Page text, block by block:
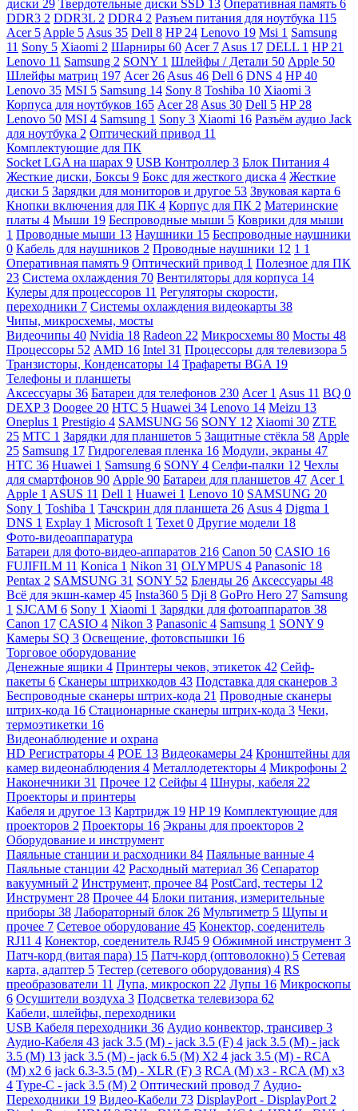
диски 29 Твердотельные диски SSD 13 Оперативная память 6
DDR3 2 DDR3L 2 DDR4 2 Разъем питания для ноутбука 115
Acer 5 Apple 5 Asus 35 Dell 8 HP 24 Lenovo 19 Msi 1 Samsung
11 Sony 5 Xiaomi 2 Шарниры 60 Acer 7 Asus 17 DELL 1 HP 21
Lenovo 11 Samsung 2 SONY 1 Шлейфы / Детали 50 Apple 50
Шлейфы матриц 197 Acer 26 Asus 46 Dell 6 DNS 4 HP40
Lenovo 35 MSI 5 Samsung 14 Sony 8 Toshiba 10 Xiaomi 3
Корпуса для ноутбуков 165 Acer 28 Asus 30 Dell 5 HP 28
Lenovo 50 MSI 4 Samsung 1 Sony 3 Xiaomi 16 Разъём аудио Jack
для ноутбука 2 Оптический привод 11
Комплектующие для ПК
Socket LGA на шарах 9 USB Контроллер 3 Блок Питания 4
Жесткие диски, Боксы 9 Бокс для жесткого диска 4 Жесткие
диски 5 Зарядки для мониторов и другое 53 Звуковая карта 6
Кнопки включения для ПК 4 Корпус для ПК 2 Материнские
платы 4 Мыши 19 Беспроводные мыши 5 Коврики для мыши
1 Проводные мыши 13 Наушники 15 Беспроводные наушники
0 Кабель для наушников 2 Проводные наушники 12 1 1
Оперативная память 9 Оптический привод 1 Полезное для ПК
23 Система охлаждения 70 Вентиляторы для корпуса 14
Кулеры для процессоров 11 Регуляторы скорости,
переходники 7 Системы охлаждения видеокарты 38
Чипы, микросхемы, мосты
Видеочипы 40 Nvidia 18 Radeon 22 Микросхемы 80 Мосты 48
Процессоры 52 AMD 16 Intel 31 Процессоры для телевизора 5
Транзисторы, Конденсаторы 14 Трафареты BGA 19
Телефоны и планшеты
Аксессуары 36 Батареи для телефонов 230 Acer 1 Asus 11 BQ 0
DEXP3 Doogee 20 HTC 5 Huawei 34 Lenovo 14 Meizu 13
Oneplus 1 Prestigio 4 SAMSUNG 56 SONY 12 Xiaomi 30 ZTE
25 МТС 1 Зарядки для планшетов 5 Защитные стёкла 58 Apple
25 Samsung 17 Гидрогелевая пленка 16 Модули, экраны 47
HTC 36 Huawei 1 Samsung 6 SONY 4 Селфи-палки 12 Чехлы
для смартфонов 90 Apple 90 Батареи для планшетов 47 Acer 1
Apple 1 ASUS 11 Dell 1 Huawei 1 Lenovo 10 SAMSUNG 20
Sony 1 Toshiba 1 Тачскрин для планшета 26 Asus 4 Digma 1
DNS 1 Explay 1 Microsoft 1 Texet 0 Другие модели 18
Фото-видеоаппаратура
Батареи для фото-видео-аппаратов 216 Canon 50 CASIO 16
FUJIFILM 11 Konica 1 Nikon 31 OLYMPUS 4 Panasonic 18
Pentax 2 SAMSUNG 31 SONY 52 Бленды 26 Аксессуары 48
Всё для экшн-камер 45 Insta360 5 Dji 8 GoPro Hero 27 Samsung
1 SJCAM 6 Sony 1 Xiaomi 1 Зарядки для фотоаппаратов 38
Canon 17 CASIO 4 Nikon 3 Panasonic 4 Samsung 1 SONY 9
Камеры SQ 3 Освещение, фотовспышки 16
Торговое оборудование
Денежные ящики 4 Принтеры чеков, этикеток 42 Сейф-
пакеты 6 Сканеры штрихкодов 43 Подставка для сканеров 3
Беспроводные сканеры штрих-кода 21 Проводные сканеры
штрих-кода 16 Стационарные сканеры штрих-кода 3 Чеки,
термоэтикетки 16
Видеонаблюдение и охрана
HD Регистраторы 4 POE 13 Видеокамеры 24 Кронштейны для
камер видеонаблюдения 4 Металлодетекторы 4 Микрофоны 2
Наконечники 31 Прочее 12 Сейфы 4 Шнуры, кабеля 22
Проекторы и принтеры
Кабеля и другое 13 Картридж 19 HP 19 Комплектующие для
проекторов 2 Проекторы 16 Экраны для проекторов 2
Оборудование и инструмент
Паяльные станции и расходники 84 Паяльные ванные 4
Паяльные станции 42 Расходный материал 36 Сепаратор
вакуумный 2 Инструмент, прочее 84 PostCard, тестеры 12
Инструмент 28 Прочее 44 Блоки питания, измерительные
приборы 38 Лабораторный блок 26 Мультиметр 5 Щупы и
прочее 7 Сетевое оборудование 45 Конектор, соеденитель
RJ11 4 Конектор, соеденитель RJ45 9 Обжимной инструмент 3
Патч-корд (витая пара) 15 Патч-корд (оптоволокно) 5 Сетевая
карта, адаптер 5 Тестер (сетевого оборудования) 4 RS
преобразователи 11 Лупа, микроскоп 22 Лупы 16 Микроскопы
6 Осушители воздуха 3 Подсветка телевизора 62
Кабели, шлейфы, переходники
USB Кабеля переходники 36 Аудио конвектор, трансивер 3
Аудио-Кабеля 43 jack 3.5 (M) - jack 3.5 (F) 4 jack 3.5 (M) - jack
3.5 (M) 13 jack 3.5 (M) - jack 6.5 (M) X2 4 jack 3.5 (M) - RCA
(M) x2 6 jack 6.3-3.5 (M) - XLR (F) 3 RCA (M) x3 - RCA (M) x3
4 Type-C - jack 3.5 (M) 2 Оптический провод 7 Аудио-
Переходники 19 Видео-Кабели 73 DisplayPort - DisplayPort 2